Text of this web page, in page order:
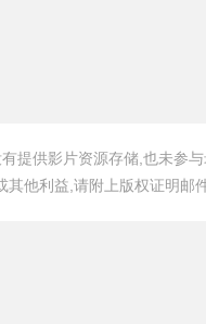
提供影片资源存储,也未参
其他利益,请附上版权证明